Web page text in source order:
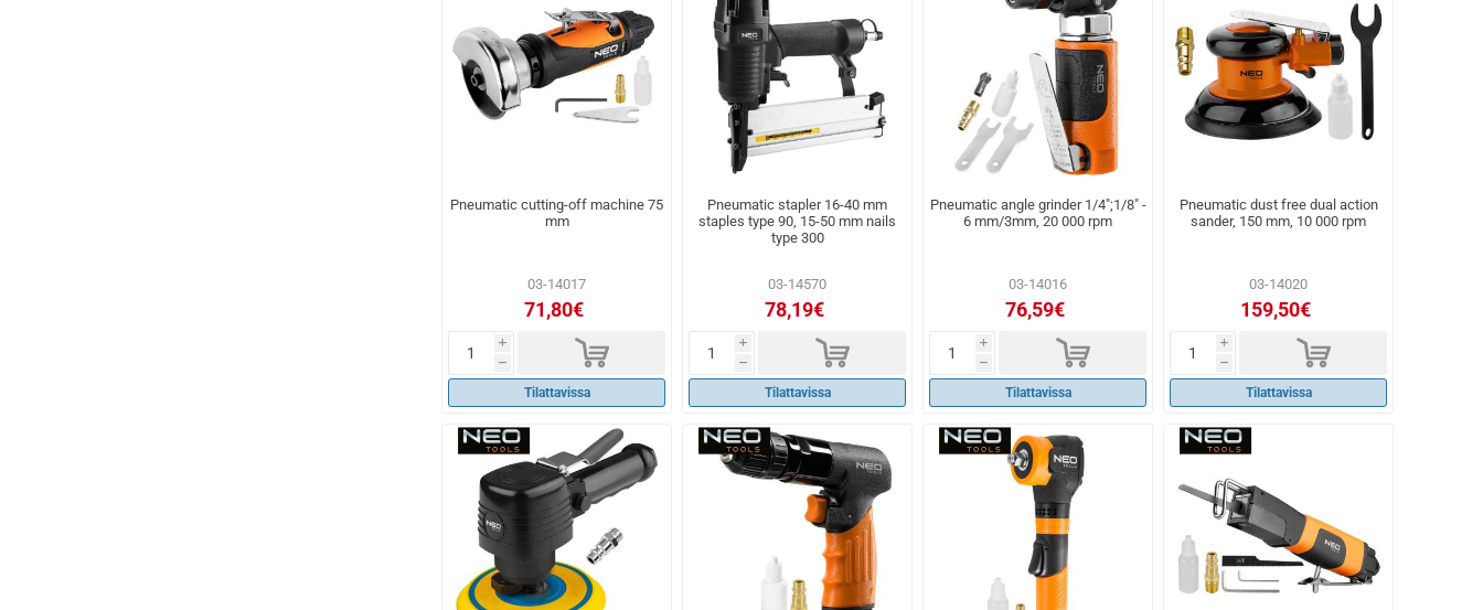
Pneumatic cutting-off machine 75
mm
03-14017
71,80€
i
h d
Tilattavissa
Pneumatic stapler 16-40 mm
staples type 90, 15-50 mm nails
type 300
03-14570
78,19€
i
h d
Tilattavissa
Pneumatic angle grinder 1/4";1/8" -
6 mm/3mm, 20 000 rpm
03-14016
76,59€
i
h d
Tilattavissa
Pneumatic dust free dual action
sander, 150 mm, 10 000 rpm
03-14020
159,50€
i
h d
Tilattavissa